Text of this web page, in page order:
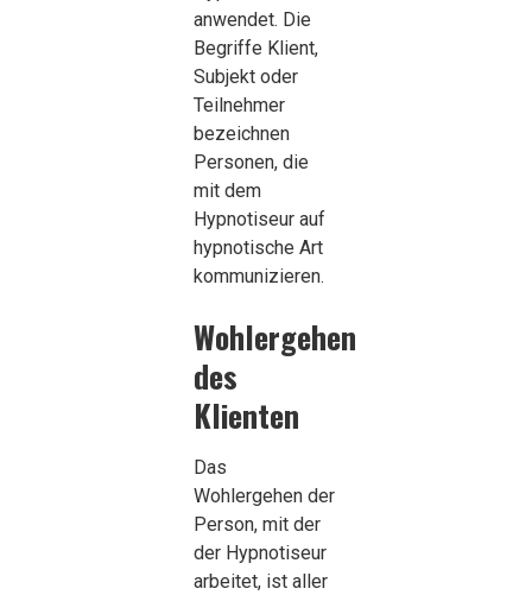
anwendet. Die
Begriffe Klient,
Subjekt oder
Teilnehmer
bezeichnen
Personen, die
mit dem
Hypnotiseur auf
hypnotische Art
kommunizieren.
Wohlergehen
des
Klienten
Das
Wohlergehen der
Person, mit der
der Hypnotiseur
arbeitet, ist aller